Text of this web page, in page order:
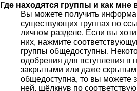
Где находятся группы и как мне
Вы можете получить
существующих группах по
личном разделе. Если вы
них, нажмите
группы общедоступны.
одобрения для вступления в
закрытыми или даже
общедоступна, то вы можете
ней, щёлкнув по